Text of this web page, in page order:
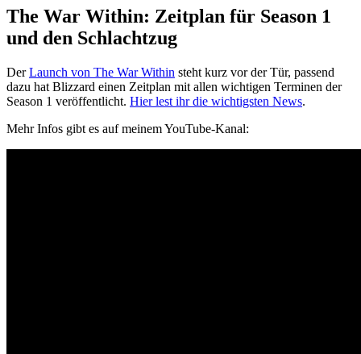
The War Within: Zeitplan für Season 1
und den Schlachtzug
DerLaunch von The War Within steht kurz vor der Tür, passend
dazu hat Blizzard einen Zeitplan mit allen wichtigen Terminen der
Season 1 veröffentlicht. Hier lest ihr die wichtigsten News.
Mehr Infos gibt es auf meinem YouTube-Kanal: